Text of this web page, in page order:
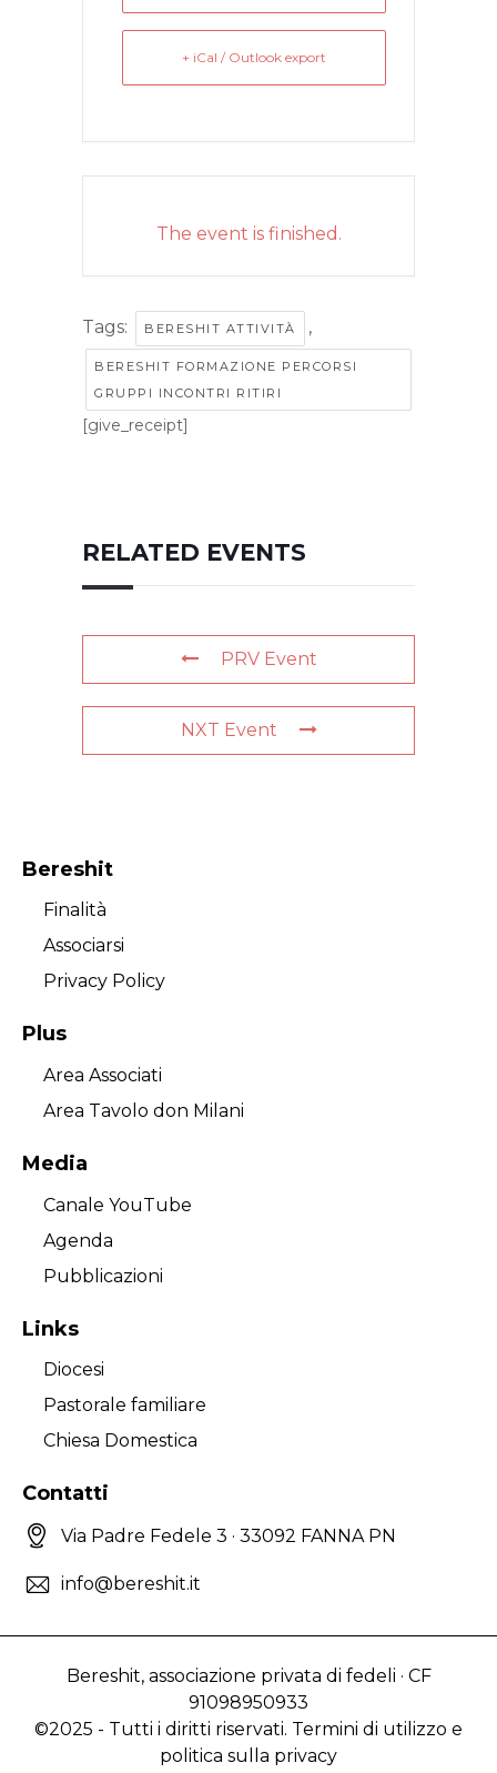
+ iCal / Outlook export
The event is finished.
Tags: BERESHIT ATTIVITÀ ,
BERESHIT FORMAZIONE PERCORSI
GRUPPI INCONTRI RITIRI
[give_receipt]
RELATED EVENTS
PRV Event
NXT Event
Bereshit
Finalità
Associarsi
Privacy Policy
Plus
Area Associati
Area Tavolo don Milani
Media
Canale YouTube
Agenda
Pubblicazioni
Links
Diocesi
Pastorale familiare
Chiesa Domestica
Contatti
Via Padre Fedele 3 · 33092 FANNA PN
info@bereshit.it
Bereshit, associazione privata di fedeli · CF
91098950933
©2025 - Tutti i diritti riservati. Termini di utilizzo e
politica sulla privacy